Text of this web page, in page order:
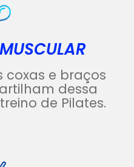
coxas e braços
dessa
de Pilates.